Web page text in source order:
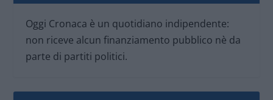
Oggi Cronaca è un quotidiano indipendente:
non riceve alcun finanziamento pubblico nè da
parte di partiti politici.